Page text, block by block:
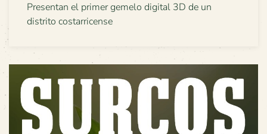
Presentan el primer gemelo digital 3D de un
distrito costarricense